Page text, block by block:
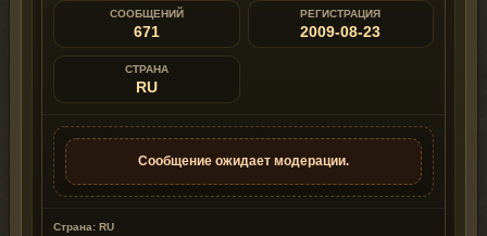
СООБЩЕНИЙ
671
РЕГИСТРАЦИЯ
2009-08-23
СТРАНА
RU
Сообщение ожидает модерации.
Страна: RU